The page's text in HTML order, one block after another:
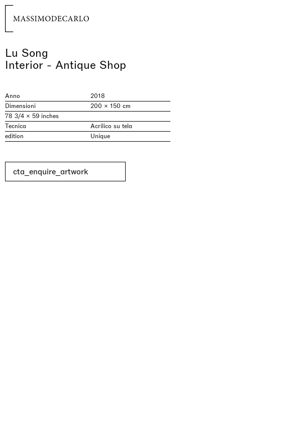
Lu Song
Interior - Antique Shop
Anno
2018
Dimensioni
200 × 150 cm
78 3/4 × 59 inches
Tecnica
Acrilico su tela
edition
Unique
cta_enquire_artwork